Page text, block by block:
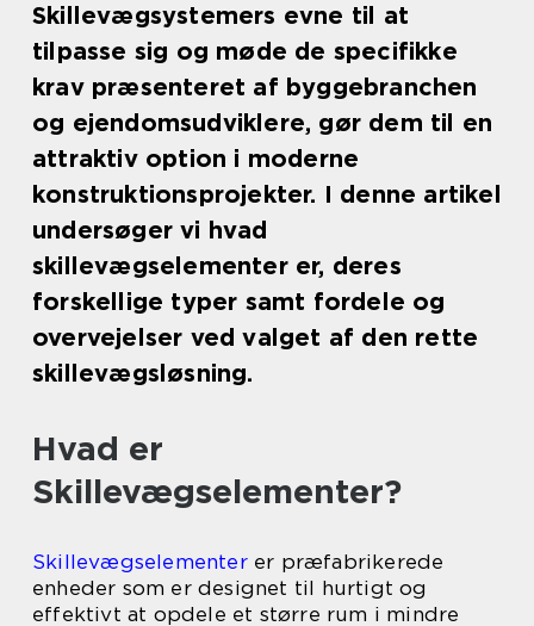
Skillevægsystemers evne til at
tilpasse sig og møde de specifikke
krav præsenteret af byggebranchen
og ejendomsudviklere, gør dem til en
attraktiv option i moderne
konstruktionsprojekter. I denne artikel
undersøger vi hvad
skillevægselementer er, deres
forskellige typer samt fordele og
overvejelser ved valget af den rette
skillevægsløsning.
Hvad er
Skillevægselementer?
Skillevægselementerer præfabrikerede
enheder som er designet til hurtigt og
effektivt at opdele et større rum i mindre